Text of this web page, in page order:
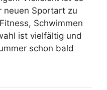
neuen Sportart zu
Schwimmen
ist vielfältig und
schon bald